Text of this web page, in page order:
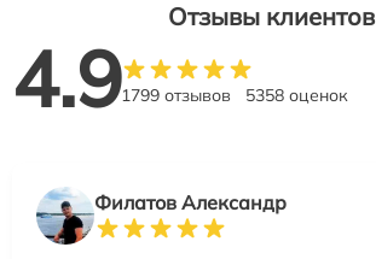
Отзывы клиентов
4.91799 отзывов 5358 оценок
Филатов Александр